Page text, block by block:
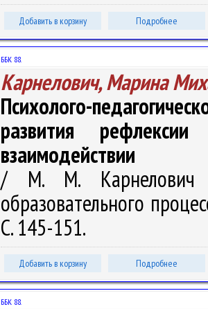
Добавить в корзину Подробнее
ББК 88.
Карнелович, Марина
Психолого-
развития
взаимодействии
/ М. М. Карнелович //
образовательного
С. 145-151.
Добавить в корзину Подробнее
ББК 88.